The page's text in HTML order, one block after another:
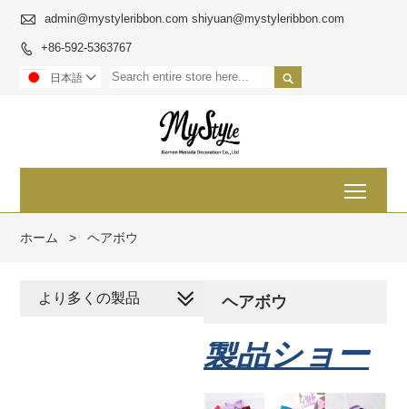
 admin@mystyleribbon.com shiyuan@mystyleribbon.com
 +86-592-5363767

日本語 
ホーム > ヘアボウ
ヘアボウ
製品ショー
より多くの製品